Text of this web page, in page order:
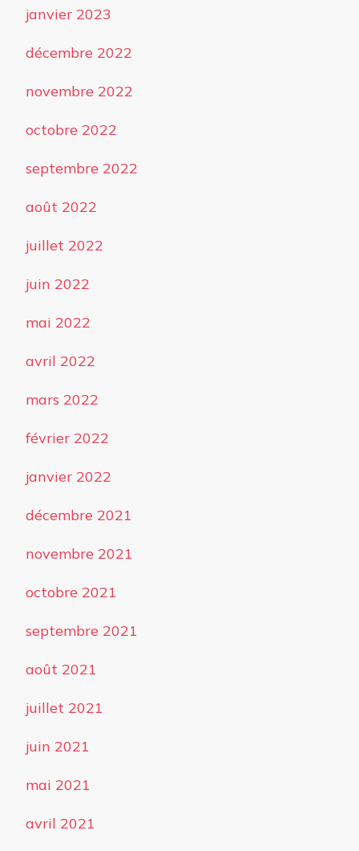
janvier 2023
décembre 2022
novembre 2022
octobre 2022
septembre 2022
août 2022
juillet 2022
juin 2022
mai 2022
avril 2022
mars 2022
février 2022
janvier 2022
décembre 2021
novembre 2021
octobre 2021
septembre 2021
août 2021
juillet 2021
juin 2021
mai 2021
avril 2021